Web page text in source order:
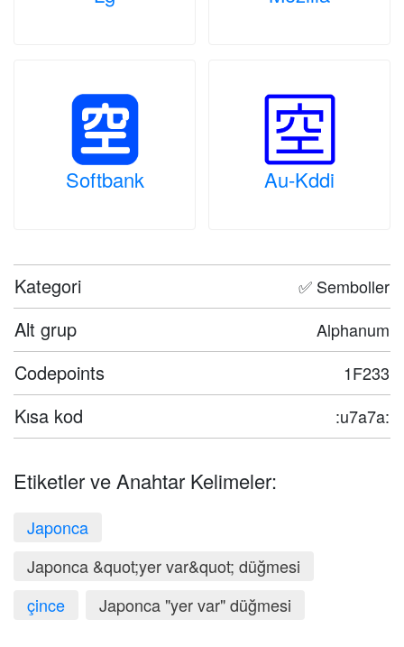
Softbank Au-Kddi
Kategori ✅ Semboller
Alt grup Alphanum
Codepoints 1F233
Kısa kod :u7a7a:
Etiketler ve Anahtar Kelimeler:
Japonca
Japonca &quot;yer var&quot; düğmesi
çince
Japonca "yer var" düğmesi